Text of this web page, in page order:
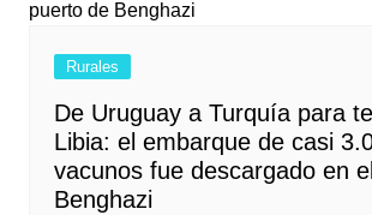
Rurales
De Uruguay a Turquía para
Libia: el embarque de casi
vacunos fue descargado en
Benghazi